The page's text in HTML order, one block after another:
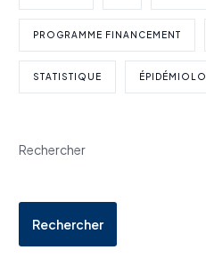
PROGRAMME FINANCEMENT
STATISTIQUE
Rechercher
Rechercher